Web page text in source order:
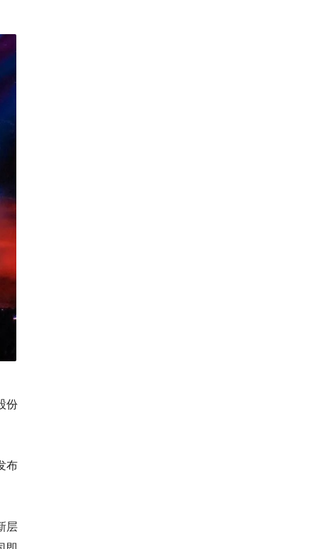
份
布
层